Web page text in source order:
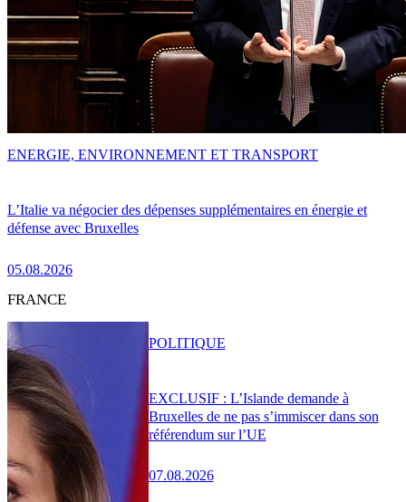
L’Italie va négocier des dépenses supplémentaires en énergie et
défense avec Bruxelles
05.08.2026
ENERGIE, ENVIRONNEMENT ET TRANSPORT
FRANCE
EXCLUSIF : L’Islande demande à
Bruxelles de ne pas s’immiscer dans son
référendum sur l’UE
07.08.2026
POLITIQUE